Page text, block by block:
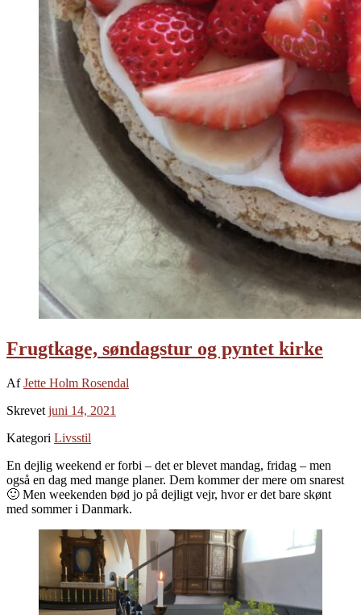
Frugtkage, søndagstur og pyntet kirke
AfJette Holm Rosendal
Skrevet juni 14, 2021
Kategori Livsstil
En dejlig weekend er forbi – det er blevet mandag, fridag – men
også en dag med mange planer. Dem kommer der mere om snarest
🙂 Men weekenden bød jo på dejligt vejr, hvor er det bare skønt
med sommer i Danmark.